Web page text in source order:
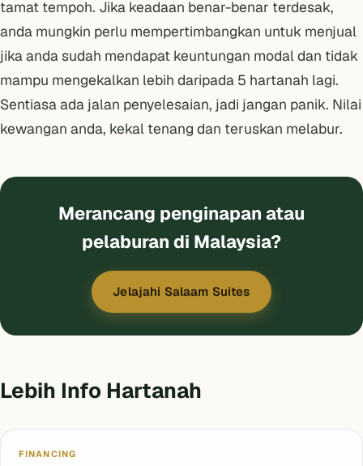
tamat tempoh. Jika keadaan benar-benar terdesak,
anda mungkin perlu mempertimbangkan untuk menjual
jika anda sudah mendapat keuntungan modal dan tidak
mampu mengekalkan lebih daripada 5 hartanah lagi.
Sentiasa ada jalan penyelesaian, jadi jangan panik. Nilai
kewangan anda, kekal tenang dan teruskan melabur.
Merancang penginapan atau
pelaburan di Malaysia?
Jelajahi Salaam Suites
Lebih Info Hartanah
FINANCING